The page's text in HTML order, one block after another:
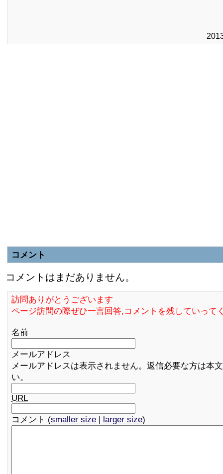
コメント
コメントはまだありません。
訪問ありがとうございます
ページ訪問の際ぜひ一言回答,コメントを残していって
名前
メールアドレス
メールアドレスは表示されません。返信必要な方は本
い。
URL
コメント (smaller size | larger size)